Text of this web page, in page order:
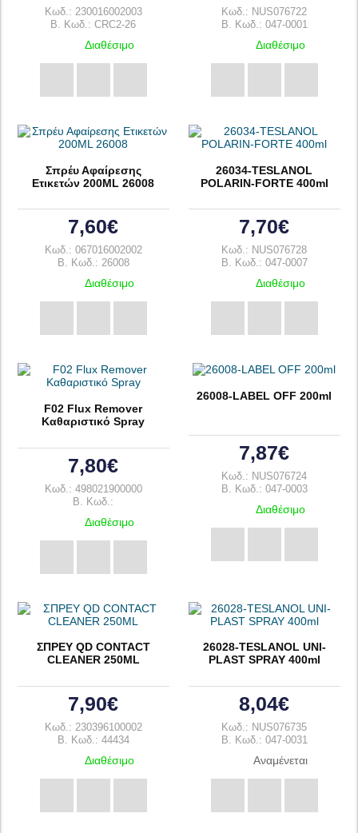
Κωδ.: 230016002003
B. Κωδ.: CRC2-26
Διαθέσιμο
Κωδ.: NUS076722
B. Κωδ.: 047-0001
Διαθέσιμο
Σπρέυ Αφαίρεσης
Ετικετών 200ML 26008
7,60€
Κωδ.: 067016002002
B. Κωδ.: 26008
Διαθέσιμο
26034-TESLANOL
POLARIN-FORTE 400ml
7,70€
Κωδ.: NUS076728
B. Κωδ.: 047-0007
Διαθέσιμο
F02 Flux Remover
Καθαριστικό Spray
7,80€
Κωδ.: 498021900000
B. Κωδ.:
Διαθέσιμο
26008-LABEL OFF 200ml
7,87€
Κωδ.: NUS076724
B. Κωδ.: 047-0003
Διαθέσιμο
ΣΠΡΕΥ QD CONTACT
CLEANER 250ML
7,90€
Κωδ.: 230396100002
B. Κωδ.: 44434
Διαθέσιμο
26028-TESLANOL UNI-
PLAST SPRAY 400ml
8,04€
Κωδ.: NUS076735
B. Κωδ.: 047-0031
Αναμένεται